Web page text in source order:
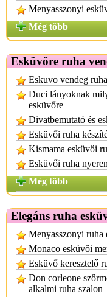
Menyasszonyi
Még több
Esküvőre ruha
Eskuvo vendeg ruha
Duci lányoknak
esküvőre
Divatbemutató és
Esküvői ruha
Kismama esküvői
Esküvői ruha
Még több
Elegáns ruha
Menyasszonyi ruha
Monaco esküvői
Esküvő keresztelő
Don corleone
alkalmi ruha szalon